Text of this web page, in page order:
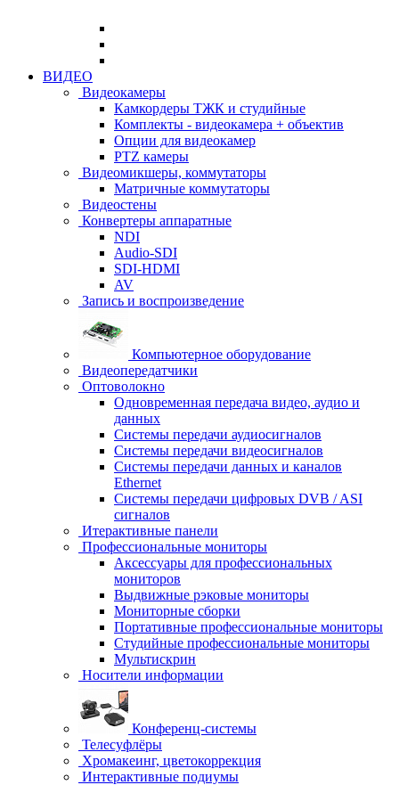
ВИДЕО
Видеокамеры
Камкордеры ТЖК и студийные
Комплекты - видеокамера + объектив
Опции для видеокамер
PTZ камеры
Видеомикшеры, коммутаторы
Матричные коммутаторы
Видеостены
Конвертеры аппаратные
NDI
Audio-SDI
SDI-HDMI
AV
Запись и воспроизведение
Компьютерное оборудование
Видеопередатчики
Оптоволокно
Одновременная передача видео, аудио и
данных
Системы передачи аудиосигналов
Системы передачи видеосигналов
Системы передачи данных и каналов
Ethernet
Системы передачи цифровых DVB / ASI
сигналов
Итерактивные панели
Профессиональные мониторы
Аксессуары для профессиональных
мониторов
Выдвижные рэковые мониторы
Мониторные сборки
Портативные профессиональные мониторы
Студийные профессиональные мониторы
Мультискрин
Носители информации
Конференц-системы
Телесуфлёры
Хромакеинг, цветокоррекция
Интерактивные подиумы